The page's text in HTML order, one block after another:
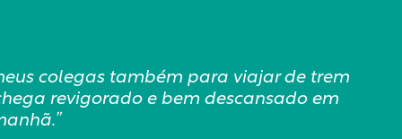
colegas também para viajar de trem
revigorado e bem descansado em